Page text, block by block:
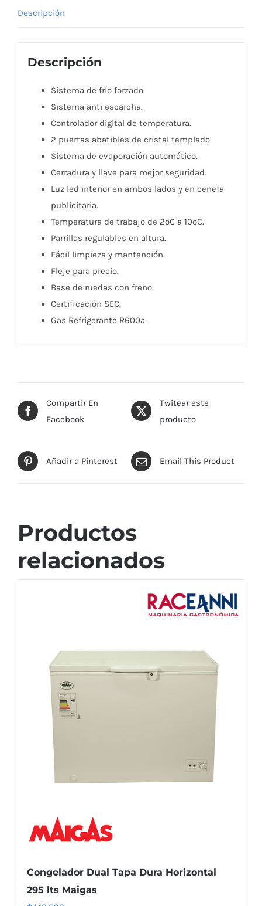
Descripción
Descripción
Sistema de frío forzado.
Sistema anti escarcha.
Controlador digital de temperatura.
2 puertas abatibles de cristal templado
Sistema de evaporación automático.
Cerradura y llave para mejor seguridad.
Luz led interior en ambos lados y en cenefa
publicitaria.
Temperatura de trabajo de 2ºC a 10ºC.
Parrillas regulables en altura.
Fácil limpieza y mantención.
Fleje para precio.
Base de ruedas con freno.
Certificación SEC.
Gas Refrigerante R600a.
Compartir En
Facebook
Twitear este
producto
Añadir a Pinterest Email This Product
Productos
relacionados
Congelador Dual Tapa Dura Horizontal
295 lts Maigas